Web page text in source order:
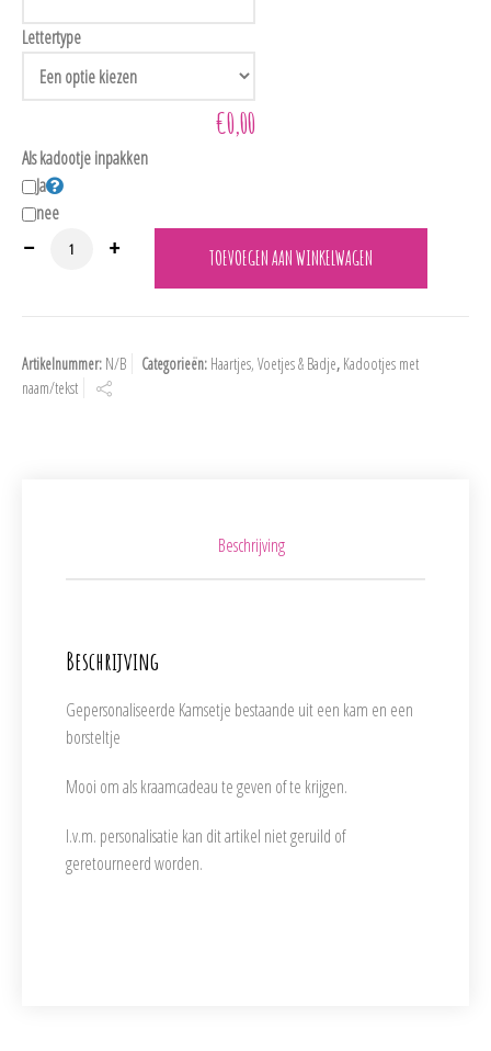
Lettertype
€0,00
Als kadootje inpakken
Ja
nee
P604 Gepersonaliseerd Kamsetje in 3 lieve kleurtjes. aantal
TOEVOEGEN AAN WINKELWAGEN
Artikelnummer: N/B Categorieën: Haartjes, Voetjes & Badje, Kadootjes met
naam/tekst
Beschrijving
Beschrijving
Gepersonaliseerde Kamsetje bestaande uit een kam en een
borsteltje
Mooi om als kraamcadeau te geven of te krijgen.
I.v.m. personalisatie kan dit artikel niet geruild of
geretourneerd worden.